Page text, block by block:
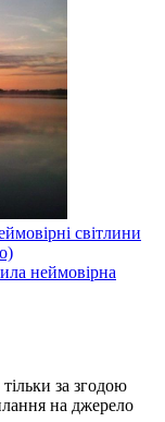
світлини
неймовірна
за згодою
на джерело